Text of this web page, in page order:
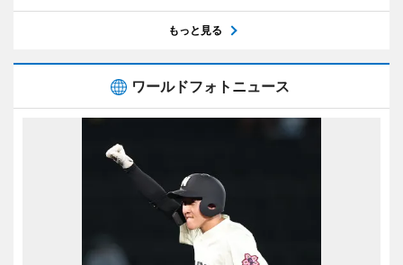
もっと見る
ワールドフォトニュース